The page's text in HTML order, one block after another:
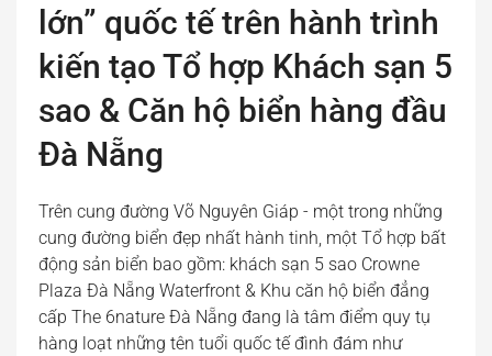
lớn” quốc tế trên hành trình
kiến tạo Tổ hợp Khách sạn 5
sao & Căn hộ biển hàng đầu
Đà Nẵng
Trên cung đường Võ Nguyên Giáp - một trong những
cung đường biển đẹp nhất hành tinh, một Tổ hợp bất
động sản biển bao gồm: khách sạn 5 sao Crowne
Plaza Đà Nẵng Waterfront & Khu căn hộ biển đẳng
cấp The 6nature Đà Nẵng đang là tâm điểm quy tụ
hàng loạt những tên tuổi quốc tế đình đám như